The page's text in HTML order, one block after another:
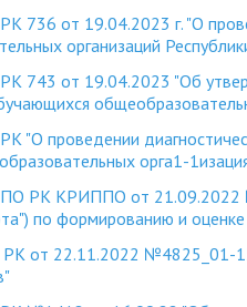
736 от 19.04.2023 г. "О
организаций
743 от 19.04.2023 "Об
"О проведении
орга1-
РК КРИППО от
по формированию и
от 22.11.2022 №4825_01-